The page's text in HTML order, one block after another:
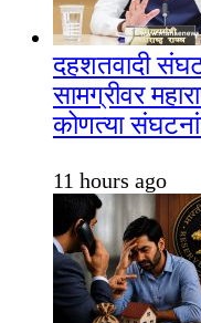
दहशतवादी
सामग्रीवर
कोणत्या
11 hours ago